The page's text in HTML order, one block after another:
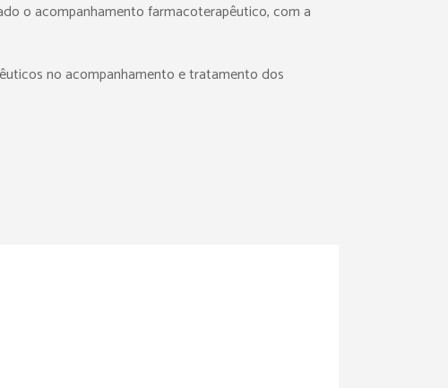
o acompanhamento farmacoterapêutico, com a
no acompanhamento e tratamento dos